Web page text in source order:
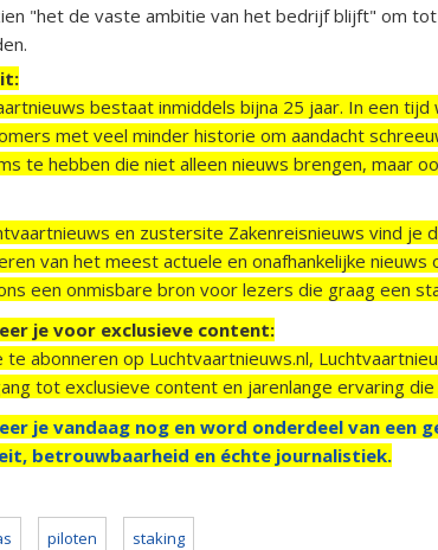
"het de vaste ambitie van het bedrijf blijft" om
bestaat inmiddels bijna 25 jaar. In een
met veel minder historie om aandacht
te hebben die niet alleen nieuws brengen, maar
en zustersite Zakenreisnieuws vind je
van het meest actuele en onafhankelijke
een onmisbare bron voor lezers die graag een
je voor exclusieve content:
te abonneren op Luchtvaartnieuws.nl,
tot exclusieve content en jarenlange ervaring
je vandaag nog en word onderdeel van een
betrouwbaarheid en échte journalistiek.
piloten staking